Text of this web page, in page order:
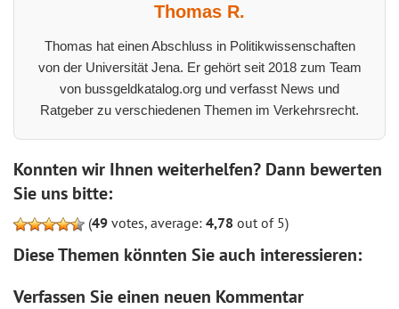
Thomas R.
Thomas hat einen Abschluss in Politikwissenschaften
von der Universität Jena. Er gehört seit 2018 zum Team
von bussgeldkatalog.org und verfasst News und
Ratgeber zu verschiedenen Themen im Verkehrsrecht.
Konnten wir Ihnen weiterhelfen? Dann bewerten
Sie uns bitte:
(49 votes, average: 4,78 out of 5)
Diese Themen könnten Sie auch interessieren:
Verfassen Sie einen neuen Kommentar